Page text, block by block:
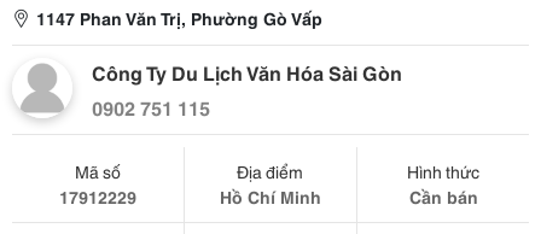
1147 Phan Văn Trị, Phường Gò Vấp
Công Ty Du Lịch Văn Hóa Sài Gòn
0902 751 115
Mã số
17912229
Địa điểm
Hồ Chí Minh
Hình thức
Cần bán